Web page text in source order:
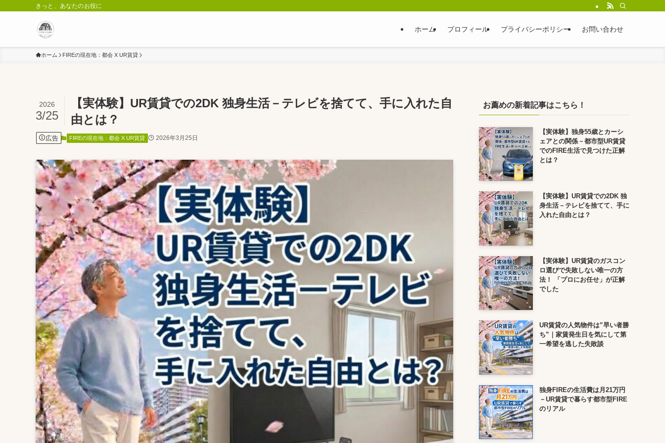
きっと、あなたのお役に
ホーム プロフィール プライバシーポリシー お問い合わせ
ホーム FIREの現在地：都会 X UR賃貸
【実体験】UR賃貸での2DK 独身生活－テレビを捨てて、手に入れた自
由とは？
2026
3/25
広告 FIREの現在地：都会 X UR賃貸 2026年3月25日
お薦めの新着記事はこちら！
【実体験】独身55歳とカーシ
ェアとの関係－都市型UR賃貸
でのFIRE生活で見つけた正解
とは？
【実体験】UR賃貸での2DK 独
身生活－テレビを捨てて、手に
入れた自由とは？
【実体験】UR賃貸のガスコン
ロ選びで失敗しない唯一の方
法！ 「プロにお任せ」が正解
でした
UR賃貸の人気物件は”早い者勝
ち”｜家賃発生日を気にして第
一希望を逃した失敗談
独身FIREの生活費は月21万円
－UR賃貸で暮らす都市型FIRE
のリアル